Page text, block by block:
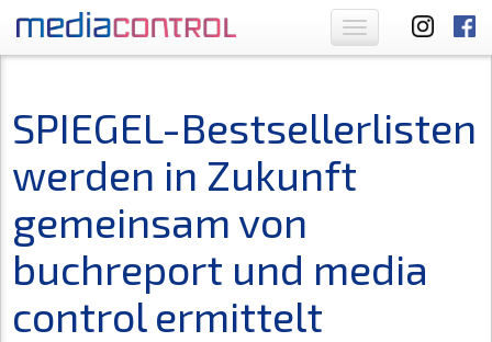
Toggle
navigation
SPIEGEL-Bestsellerlisten
werden in Zukunft
gemeinsam von
buchreport und media
control ermittelt